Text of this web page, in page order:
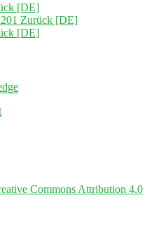
[DE]
Zurück [DE]
[DE]
Commons Attribution 4.0